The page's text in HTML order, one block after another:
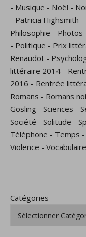
- Musique - Noël -
- Patricia Highsmith -
Philosophie - Photos
- Politique - Prix
Renaudot -
littéraire 2014 -
2016 - Rentrée
Romans - Romans
Gosling - Sciences -
Société - Solitude -
Téléphone - Temps -
Violence - Vocabulaire
Catégories